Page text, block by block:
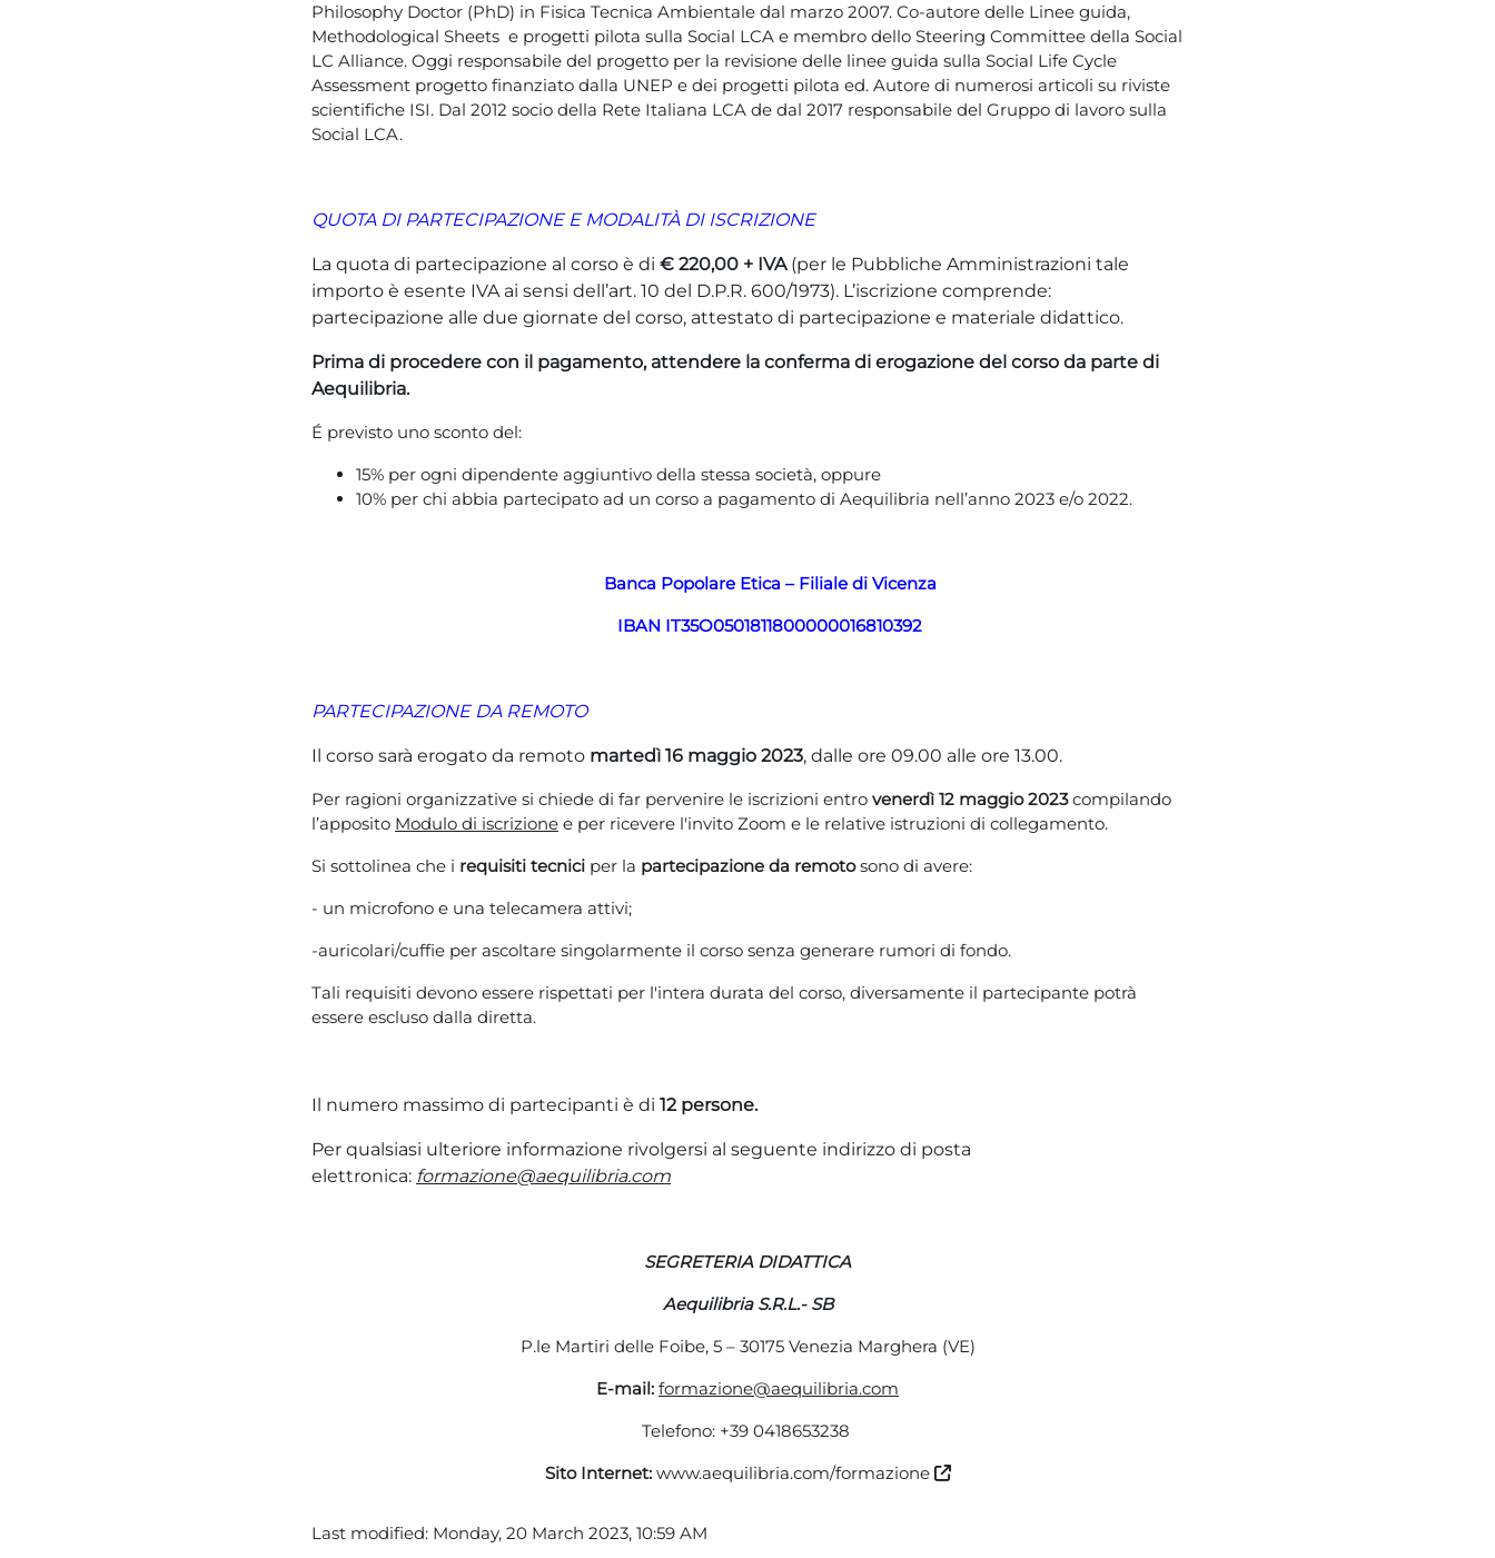
Philosophy Doctor (PhD) in Fisica Tecnica Ambientale dal marzo 2007. Co-autore delle Linee guida,
Methodological Sheets e progetti pilota sulla Social LCA e membro dello Steering Committee della Social
LC Alliance. Oggi responsabile del progetto per la revisione delle linee guida sulla Social Life Cycle
Assessment progetto finanziato dalla UNEP e dei progetti pilota ed. Autore di numerosi articoli su riviste
scientifiche ISI. Dal 2012 socio della Rete Italiana LCA de dal 2017 responsabile del Gruppo di lavoro sulla
Social LCA.
QUOTA DI PARTECIPAZIONE E MODALITÀ DI ISCRIZIONE
La quota di partecipazione al corso è di € 220,00 + IVA (per le Pubbliche Amministrazioni tale
importo è esente IVA ai sensi dell’art. 10 del D.P.R. 600/1973). L’iscrizione comprende:
partecipazione alle due giornate del corso, attestato di partecipazione e materiale didattico.
Prima di procedere con il pagamento, attendere la conferma di erogazione del corso da parte di
Aequilibria.
É previsto uno sconto del:
15% per ogni dipendente aggiuntivo della stessa società, oppure
10% per chi abbia partecipato ad un corso a pagamento di Aequilibria nell’anno 2023 e/o 2022.
Banca Popolare Etica – Filiale di Vicenza
IBAN IT35O0501811800000016810392
PARTECIPAZIONE DA REMOTO
Il corso sarà erogato da remoto martedì 16 maggio 2023, dalle ore 09.00 alle ore 13.00.
Per ragioni organizzative si chiede di far pervenire le iscrizioni entro venerdì 12 maggio 2023compilando
l’apposito Modulo di iscrizione e per ricevere l'invito Zoom e le relative istruzioni di collegamento.
Si sottolinea che i requisiti tecnici per la partecipazione da remotosono di avere:
- un microfono e una telecamera attivi;
-auricolari/cuffie per ascoltare singolarmente il corso senza generare rumori di fondo.
Tali requisiti devono essere rispettati per l'intera durata del corso, diversamente il partecipante potrà
essere escluso dalla diretta.
Il numero massimo di partecipanti è di 12 persone.
Per qualsiasi ulteriore informazione rivolgersi al seguente indirizzo di posta
elettronica: formazione@aequilibria.com
SEGRETERIA DIDATTICA
Aequilibria S.R.L.- SB
P.le Martiri delle Foibe, 5 – 30175 Venezia Marghera (VE)
E-mail: formazione@aequilibria.com
Telefono: +39 0418653238
Sito Internet: www.aequilibria.com/formazione
Last modified: Monday, 20 March 2023, 10:59 AM